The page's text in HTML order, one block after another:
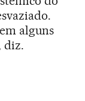
alguns
diz.